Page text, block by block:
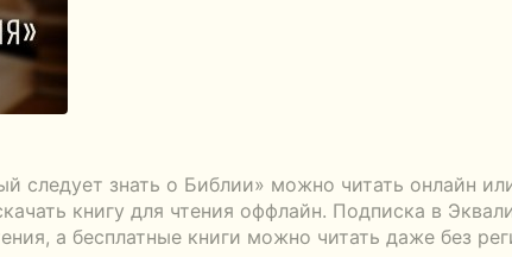
следует знать о Библии» можно читать онлайн
книгу для чтения оффлайн. Подписка в
а бесплатные книги можно читать даже без